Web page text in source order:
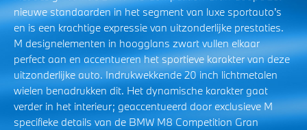
nieuwe standaarden in het segment van luxe sportauto’s
en is een krachtige expressie van uitzonderlijke prestaties.
M designelementen in hoogglans zwart vullen elkaar
perfect aan en accentueren het sportieve karakter van deze
uitzonderlijke auto. Indrukwekkende 20 inch lichtmetalen
wielen benadrukken dit. Het dynamische karakter gaat
verder in het interieur; geaccentueerd door exclusieve M
specifieke details van de BMW M8 Competition Gran